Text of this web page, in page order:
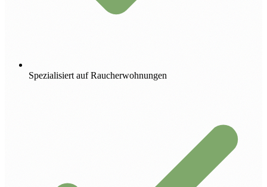
Spezialisiert auf Raucherwohnungen